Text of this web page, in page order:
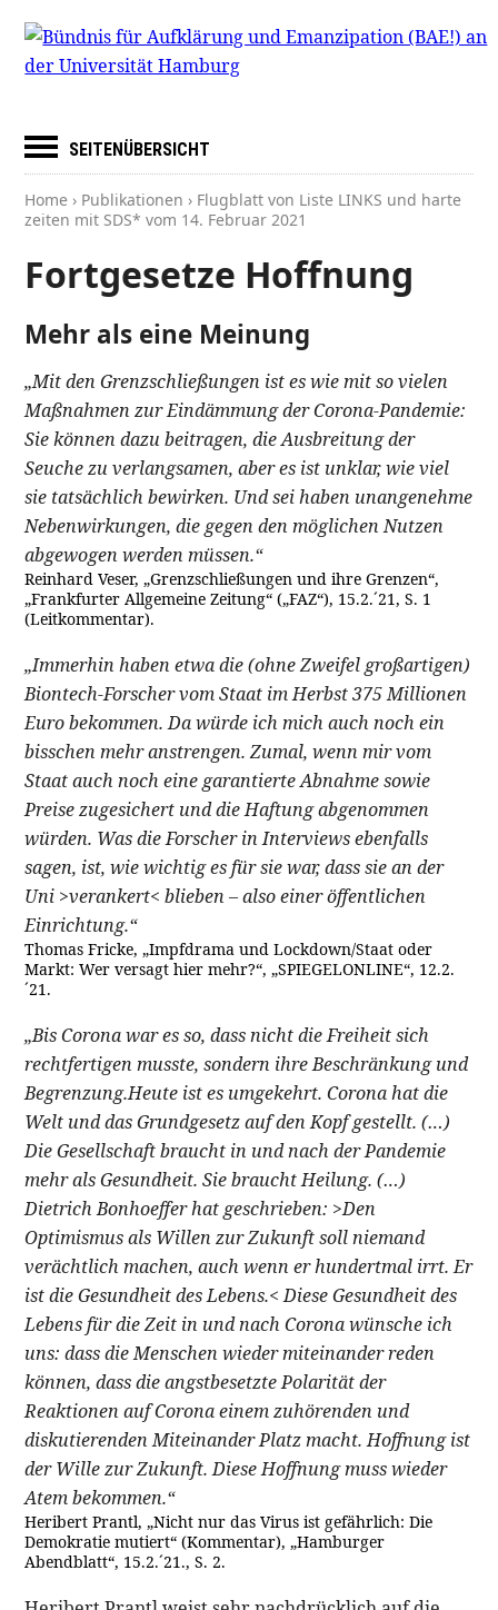
SEITENÜBERSICHT
Home › Publikationen › Flugblatt von Liste LINKS und harte
zeiten mit SDS* vom 14. Februar 2021
Fortgesetze Hoffnung
Mehr als eine Meinung
„Mit den Grenzschließungen ist es wie mit so vielen
Maßnahmen zur Eindämmung der Corona-Pandemie:
Sie können dazu beitragen, die Ausbreitung der
Seuche zu verlangsamen, aber es ist unklar, wie viel
sie tatsächlich bewirken. Und sei haben unangenehme
Nebenwirkungen, die gegen den möglichen Nutzen
abgewogen werden müssen.“
Reinhard Veser, „Grenzschließungen und ihre Grenzen“,
„Frankfurter Allgemeine Zeitung“ („FAZ“), 15.2.´21, S. 1
(Leitkommentar).
„Immerhin haben etwa die (ohne Zweifel großartigen)
Biontech-Forscher vom Staat im Herbst 375 Millionen
Euro bekommen. Da würde ich mich auch noch ein
bisschen mehr anstrengen. Zumal, wenn mir vom
Staat auch noch eine garantierte Abnahme sowie
Preise zugesichert und die Haftung abgenommen
würden. Was die Forscher in Interviews ebenfalls
sagen, ist, wie wichtig es für sie war, dass sie an der
Uni >verankert< blieben – also einer öffentlichen
Einrichtung.“
Thomas Fricke, „Impfdrama und Lockdown/Staat oder
Markt: Wer versagt hier mehr?“, „SPIEGELONLINE“, 12.2.
´21.
„Bis Corona war es so, dass nicht die Freiheit sich
rechtfertigen musste, sondern ihre Beschränkung und
Begrenzung.Heute ist es umgekehrt. Corona hat die
Welt und das Grundgesetz auf den Kopf gestellt. (…)
Die Gesellschaft braucht in und nach der Pandemie
mehr als Gesundheit. Sie braucht Heilung. (…)
Dietrich Bonhoeffer hat geschrieben: >Den
Optimismus als Willen zur Zukunft soll niemand
verächtlich machen, auch wenn er hundertmal irrt. Er
ist die Gesundheit des Lebens.< Diese Gesundheit des
Lebens für die Zeit in und nach Corona wünsche ich
uns: dass die Menschen wieder miteinander reden
können, dass die angstbesetzte Polarität der
Reaktionen auf Corona einem zuhörenden und
diskutierenden Miteinander Platz macht. Hoffnung ist
der Wille zur Zukunft. Diese Hoffnung muss wieder
Atem bekommen.“
Heribert Prantl, „Nicht nur das Virus ist gefährlich: Die
Demokratie mutiert“ (Kommentar), „Hamburger
Abendblatt“, 15.2.´21., S. 2.